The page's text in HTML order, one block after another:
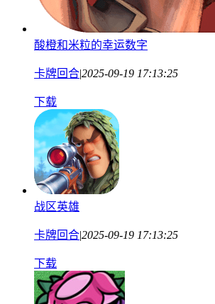
酸橙和米粒的幸运数字
卡牌回合|2025-09-19 17:13:25
下载
战区英雄
卡牌回合|2025-09-19 17:13:25
下载